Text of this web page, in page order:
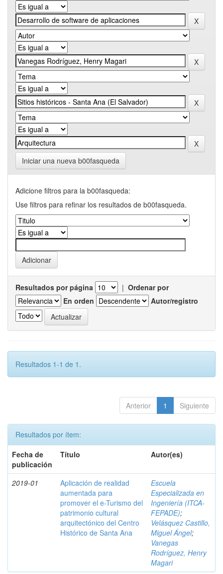
Iniciar una nueva b00fasqueda
Adicione filtros para la b00fasqueda:
Use filtros para refinar los resultados de b00fasqueda.
Resultados por página | Ordenar por
En orden
Autor/registro
Resultados 1-1 de 1.
Anterior 1 Siguiente
Resultados por ítem:
Fecha de
publicación
Título Autor(es)
2019-01
Aplicación de realidad
aumentada para
promover el e-Turismo del
patrimonio cultural
arquitectónico del Centro
Histórico de Santa Ana
Escuela
Especializada en
Ingeniería (ITCA-
FEPADE);
Velásquez Castillo,
Miguel Ángel;
Vanegas
Rodríguez, Henry
Magari